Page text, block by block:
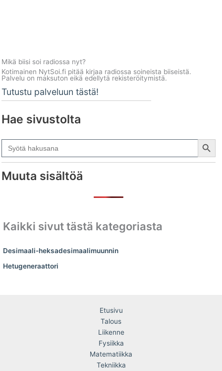
Mikä biisi soi radiossa nyt?
Kotimainen NytSoi.fi pitää kirjaa radiossa soineista biiseistä.
Palvelu on maksuton eikä edellytä rekisteröitymistä.
Tutustu palveluun tästä!
Hae sivustolta
Search
for:
Search Button
Muuta sisältöä
Kaikki sivut tästä kategoriasta
Desimaali-heksadesimaalimuunnin
Hetugeneraattori
Etusivu
Talous
Liikenne
Fysiikka
Matematiikka
Tekniikka